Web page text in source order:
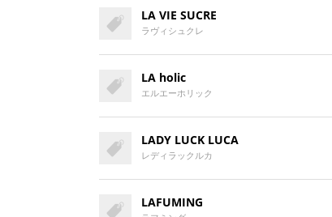
LA VIE SUCRE
ラヴィシュクレ
LA holic
エルエーホリック
LADY LUCK LUCA
レディラックルカ
LAFUMING